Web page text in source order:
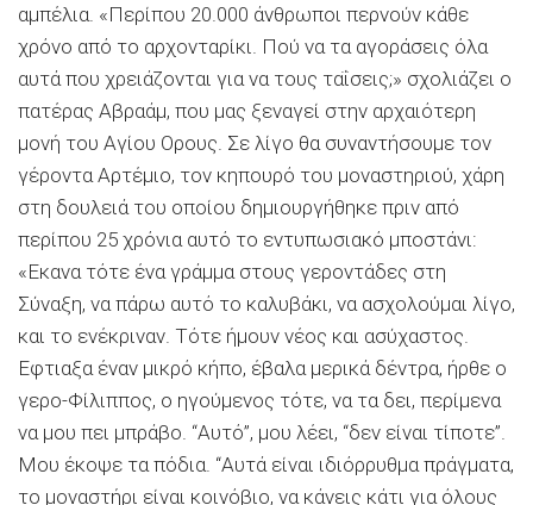
αμπέλια. «Περίπου 20.000 άνθρωποι περνούν κάθε
χρόνο από το αρχονταρίκι. Πού να τα αγοράσεις όλα
αυτά που χρειάζονται για να τους ταΐσεις;» σχολιάζει ο
πατέρας Αβραάμ, που μας ξεναγεί στην αρχαιότερη
μονή του Αγίου Ορους. Σε λίγο θα συναντήσουμε τον
γέροντα Αρτέμιο, τον κηπουρό του μοναστηριού, χάρη
στη δουλειά του οποίου δημιουργήθηκε πριν από
περίπου 25 χρόνια αυτό το εντυπωσιακό μποστάνι:
«Εκανα τότε ένα γράμμα στους γεροντάδες στη
Σύναξη, να πάρω αυτό το καλυβάκι, να ασχολούμαι λίγο,
και το ενέκριναν. Τότε ήμουν νέος και ασύχαστος.
Εφτιαξα έναν μικρό κήπο, έβαλα μερικά δέντρα, ήρθε ο
γερο-Φίλιππος, ο ηγούμενος τότε, να τα δει, περίμενα
να μου πει μπράβο. “Aυτό”, μου λέει, “δεν είναι τίποτε”.
Μου έκοψε τα πόδια. “Αυτά είναι ιδιόρρυθμα πράγματα,
το μοναστήρι είναι κοινόβιο, να κάνεις κάτι για όλους